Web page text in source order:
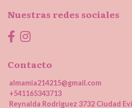
Nuestras redes sociales
Contacto
almamia214215@gmail.com
+541165343713
Reynalda Rodriguez 3732 Ciudad